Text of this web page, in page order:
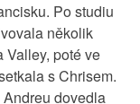
Po studiu
několik
Valley, poté ve
s Chrisem.
dovedla